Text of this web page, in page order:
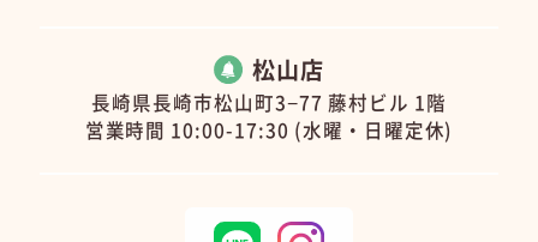
松山店
長崎県長崎市松山町3−77 藤村ビル 1階
営業時間 10:00-17:30 (水曜・日曜定休)